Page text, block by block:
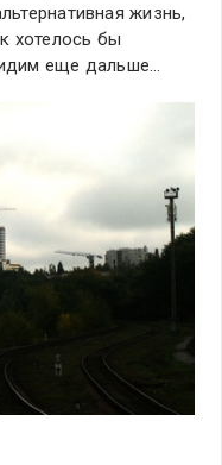
жизнь,
хотелось бы
еще дальше…